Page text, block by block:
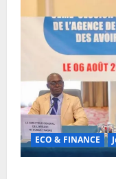
ECO & FINANCE